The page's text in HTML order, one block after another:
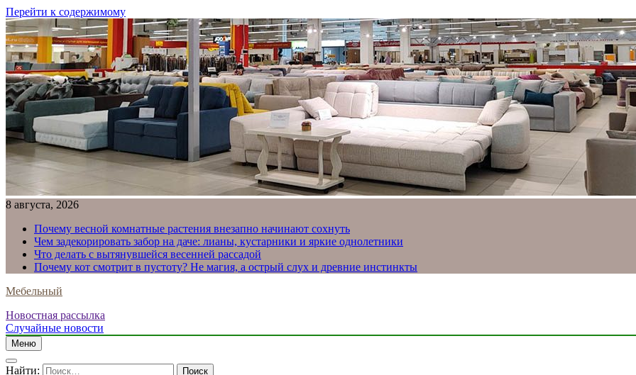
Перейти к содержимому
8 августа, 2026
Почему весной комнатные растения внезапно начинают сохнуть
Чем задекорировать забор на даче: лианы, кустарники и яркие однолетники
Что делать с вытянувшейся весенней рассадой
Почему кот смотрит в пустоту? Не магия, а острый слух и древние инстинкты
Мебельный
Новостная рассылка
Случайные новости
Меню
Найти: